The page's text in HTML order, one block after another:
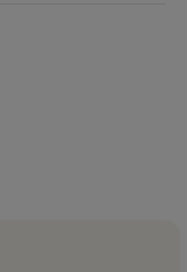
Tech Park in Shanghai